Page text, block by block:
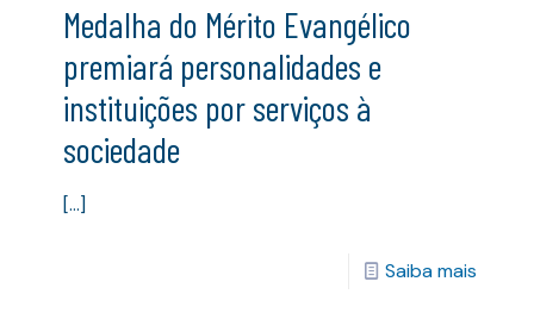
Medalha do Mérito Evangélico
premiará personalidades e
instituições por serviços à
sociedade
[…]
Saiba mais